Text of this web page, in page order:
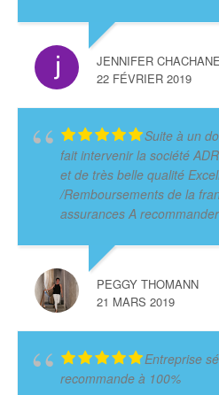
JENNIFER
22 FÉVRIER 2019
Suite à un
fait intervenir la société
et de très belle qualité
/Remboursements de la
assurances A recommander
PEGGY THOMANN
21 MARS 2019
Entreprise
recommande à 100%